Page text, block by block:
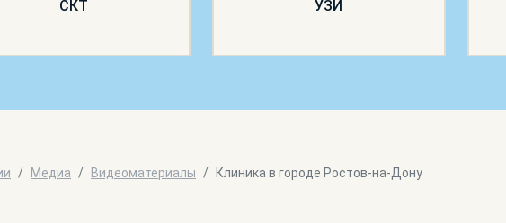
СКТ УЗИ
Медиа Видеоматериалы Клиника в городе Ростов-на-Дону